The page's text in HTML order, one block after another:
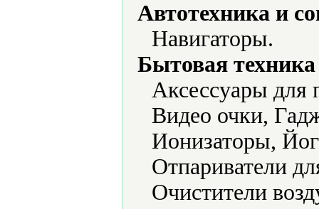
Автотехника и
Навигаторы.
Бытовая
Аксессуары для
Видео очки,
Ионизаторы,
Отпариватели
Очистители